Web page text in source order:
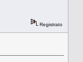
Registrato